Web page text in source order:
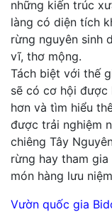
những kiến trúc
làng có diện tích
rừng nguyên sinh
vĩ, thơ mộng.
Tách biệt với thế
sẽ có cơ hội được
hơn và tìm hiểu
được trải nghiệm
chiêng Tây
rừng hay tham
món hàng lưu
Vườn quốc gia